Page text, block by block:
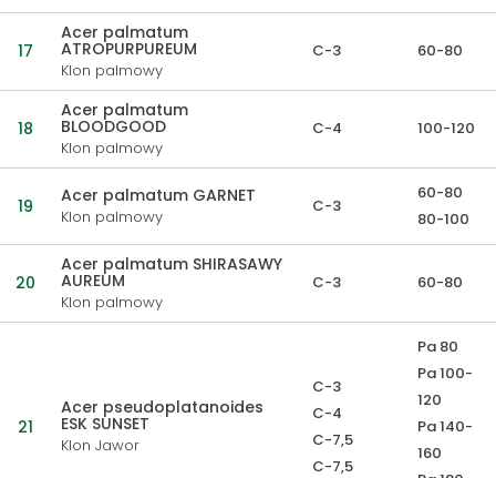
17
Acer palmatum
ATROPURPUREUM
Klon palmowy
C-3 60-80
18
Acer palmatum
BLOODGOOD
Klon palmowy
C-4 100-120
19 Acer palmatum GARNET
Klon palmowy
C-3
60-80
80-100
20
Acer palmatum SHIRASAWY
AUREUM
Klon palmowy
C-3 60-80
21
Acer pseudoplatanoides
ESK SUNSET
Klon Jawor
C-3
C-4
C-7,5
C-7,5
Pa 80
Pa 100-
120
Pa 140-
160